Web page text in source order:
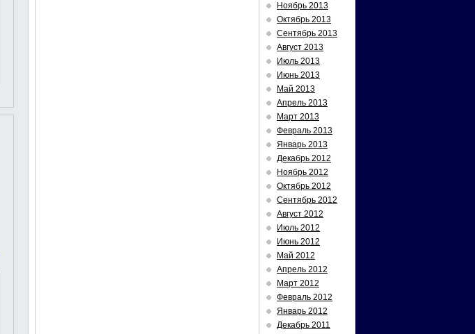
Ноябрь 2013
Октябрь 2013
Сентябрь 2013
Август 2013
Июль 2013
Июнь 2013
Май 2013
Апрель 2013
Март 2013
Февраль 2013
Январь 2013
Декабрь 2012
Ноябрь 2012
Октябрь 2012
Сентябрь 2012
Август 2012
Июль 2012
Июнь 2012
Май 2012
Апрель 2012
Март 2012
Февраль 2012
Январь 2012
Декабрь 2011